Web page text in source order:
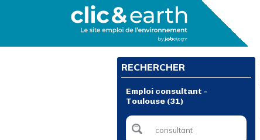
RECHERCHER
Emploi consultant -
Toulouse (31)